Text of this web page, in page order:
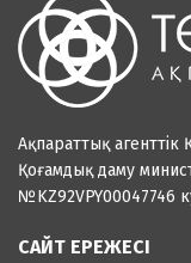
Ақпараттық
Қоғамдық даму
№KZ92VPY00047746
САЙТ ЕРЕЖЕСІ